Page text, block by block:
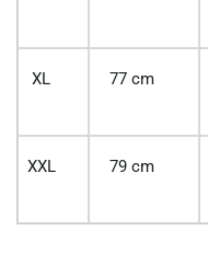
XL 77 cm
XXL 79 cm